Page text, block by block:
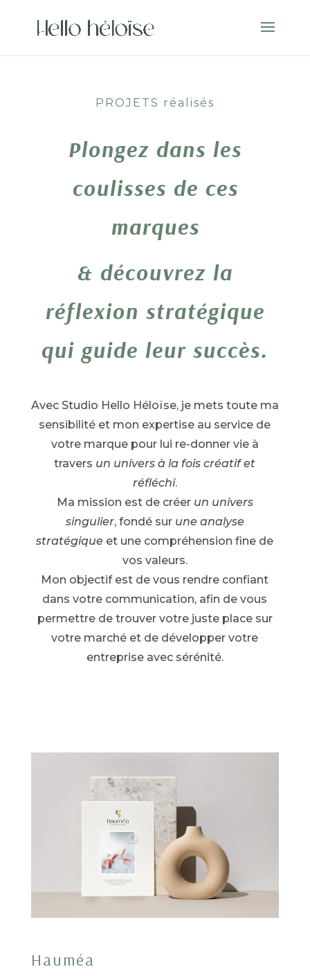
PROJETS réalisés
Plongez dans les
coulisses de ces
marques
& découvrez la
réflexion stratégique
qui guide leur succès.
Avec Studio Hello Héloïse, je mets toute ma
sensibilité et mon expertise au service de
votre marque pour lui re-donner vie à
travers un univers à la fois créatif et
réfléchi.
Ma mission est de créer un univers
singulier, fondé sur une analyse
stratégique et une compréhension fine de
vos valeurs.
Mon objectif est de vous rendre confiant
dans votre communication, afin de vous
permettre de trouver votre juste place sur
votre marché et de développer votre
entreprise avec sérénité.
Hauméa